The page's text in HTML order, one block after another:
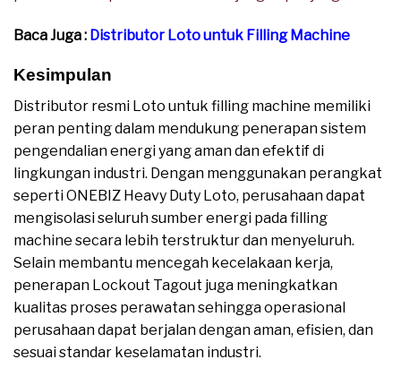
Baca Juga : Distributor Loto untuk Filling Machine
Kesimpulan
Distributor resmi Loto untuk filling machine memiliki
peran penting dalam mendukung penerapan sistem
pengendalian energi yang aman dan efektif di
lingkungan industri. Dengan menggunakan perangkat
seperti ONEBIZ Heavy Duty Loto, perusahaan dapat
mengisolasi seluruh sumber energi pada filling
machine secara lebih terstruktur dan menyeluruh.
Selain membantu mencegah kecelakaan kerja,
penerapan Lockout Tagout juga meningkatkan
kualitas proses perawatan sehingga operasional
perusahaan dapat berjalan dengan aman, efisien, dan
sesuai standar keselamatan industri.